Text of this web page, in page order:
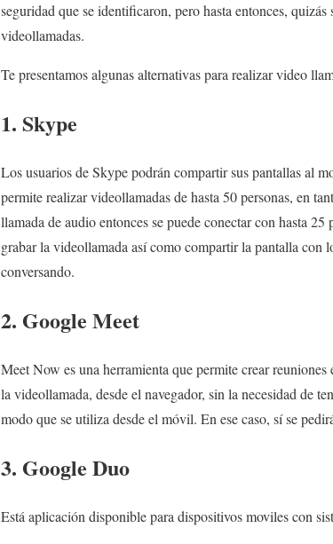
seguridad que se identificaron, pero hasta entonces,
videollamadas.
Te presentamos algunas alternativas para realizar video
1. Skype
Los usuarios de Skype podrán compartir sus pantallas al
permite realizar videollamadas de hasta 50 personas, en
llamada de audio entonces se puede conectar con hasta
grabar la videollamada así como compartir la pantalla con
conversando.
2. Google Meet
Meet Now es una herramienta que permite crear
la videollamada, desde el navegador, sin la necesidad de
modo que se utiliza desde el móvil. En ese caso, sí se
3. Google Duo
Está aplicación disponible para dispositivos moviles con